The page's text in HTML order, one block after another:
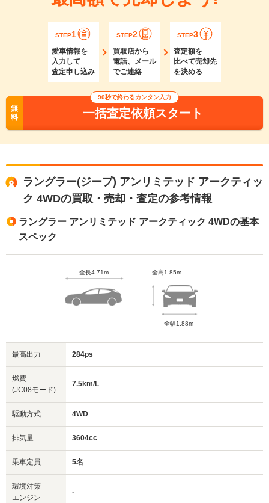
STEP1
愛車情報を
入力して
査定申し込み
STEP2
買取店から
電話、メール
でご連絡
STEP3
査定額を
比べて売却先
を決める
無
料
90秒で終わるカンタン入力
一括査定依頼スタート
ラングラー(ジープ) アンリミテッド アークティッ
ク 4WDの買取・売却・査定の参考情報
ラングラー アンリミテッド アークティック 4WDの基本
スペック
全長4.71m 全高1.85m
全幅1.88m
最高出力 284ps
燃費
(JC08モード)
7.5km/L
駆動方式 4WD
排気量 3604cc
乗車定員 5名
環境対策
エンジン
-